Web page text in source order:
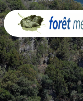
Panneau de gestion